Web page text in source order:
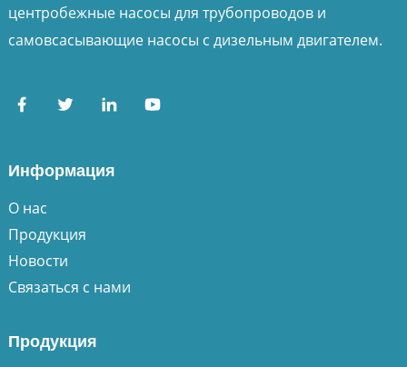
центробежные насосы для трубопроводов и
самовсасывающие насосы с дизельным двигателем.
Информация
О нас
Продукция
Новости
Связаться с нами
Продукция